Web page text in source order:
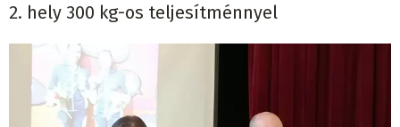
2. hely 300 kg-os teljesítménnyel